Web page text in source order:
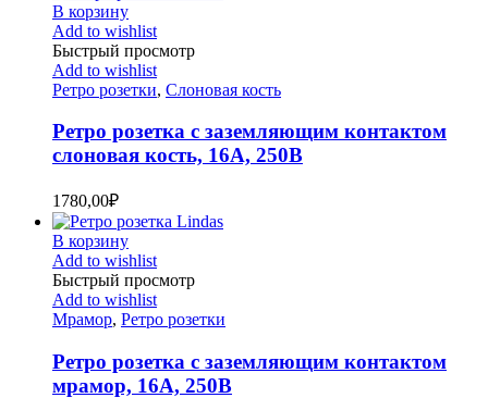
В корзину
Add to wishlist
Быстрый просмотр
Add to wishlist
Ретро розетки, Слоновая кость
Ретро розетка с заземляющим контактом
слоновая кость, 16А, 250В
1780,00₽
В корзину
Add to wishlist
Быстрый просмотр
Add to wishlist
Мрамор, Ретро розетки
Ретро розетка с заземляющим контактом
мрамор, 16А, 250В